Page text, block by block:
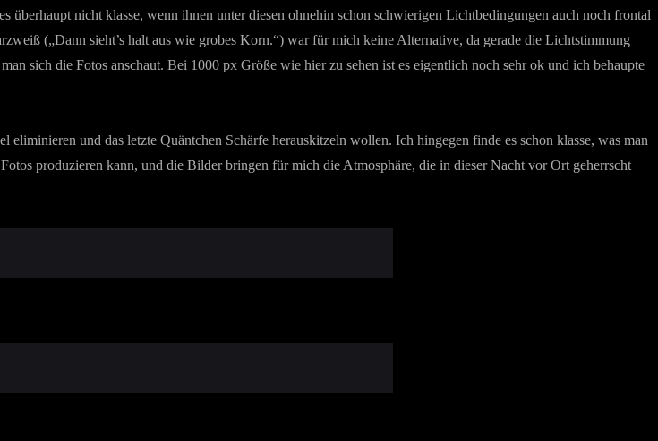
überhaupt nicht klasse, wenn ihnen unter diesen ohnehin schon schwierigen Lichtbedingungen auch noch frontal
(„Dann sieht’s halt aus wie grobes Korn.“) war für mich keine Alternative, da gerade die Lichtstimmung
sich die Fotos anschaut. Bei 1000 px Größe wie hier zu sehen ist es eigentlich noch sehr ok und ich behaupte
und das letzte Quäntchen Schärfe herauskitzeln wollen. Ich hingegen finde es schon klasse, was man
produzieren kann, und die Bilder bringen für mich die Atmosphäre, die in dieser Nacht vor Ort geherrscht